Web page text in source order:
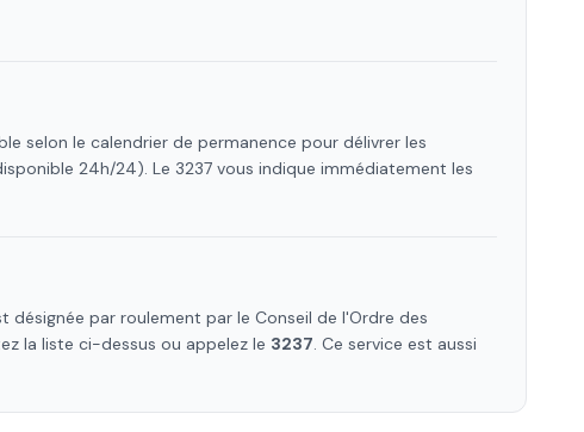
selon le calendrier de permanence pour délivrer les
24h/24). Le 3237 vous indique immédiatement les
désignée par roulement par le Conseil de l'Ordre des
la liste ci-dessus ou appelez le 3237. Ce service est aussi